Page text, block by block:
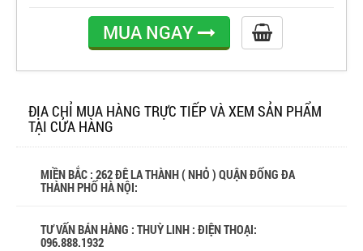
MUA NGAY
ĐỊA CHỈ MUA HÀNG TRỰC TIẾP VÀ XEM SẢN PHẨM
TẠI CỬA HÀNG
MIỀN BẮC : 262 ĐÊ LA THÀNH ( NHỎ ) QUẬN ĐỐNG ĐA
THÀNH PHỐ HÀ NỘI:
TƯ VẤN BÁN HÀNG : THUỲ LINH : ĐIỆN THOẠI:
096.888.1932